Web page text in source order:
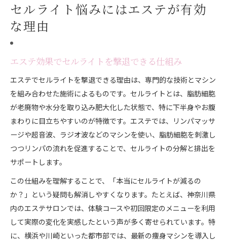
セルライト悩みにはエステが有効
な理由
エステ効果でセルライトを撃退できる仕組み
エステでセルライトを撃退できる理由は、専門的な技術とマシン
を組み合わせた施術によるものです。セルライトとは、脂肪細胞
が老廃物や水分を取り込み肥大化した状態で、特に下半身やお腹
まわりに目立ちやすいのが特徴です。エステでは、リンパマッサ
ージや超音波、ラジオ波などのマシンを使い、脂肪細胞を刺激し
つつリンパの流れを促進することで、セルライトの分解と排出を
サポートします。
この仕組みを理解することで、「本当にセルライトが減るの
か？」という疑問も解消しやすくなります。たとえば、神奈川県
内のエステサロンでは、体験コースや初回限定のメニューを利用
して実際の変化を実感したという声が多く寄せられています。特
に、横浜や川崎といった都市部では、最新の痩身マシンを導入し